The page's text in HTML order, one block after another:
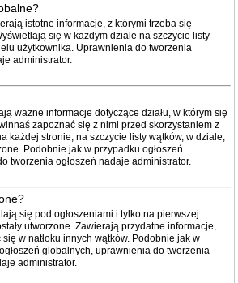
istotne informacje, z którymi trzeba się
się w każdym dziale na szczycie listy
użytkownika. Uprawnienia do tworzenia
administrator.
ważne informacje dotyczące działu, w którym się
zapoznać się z nimi przed skorzystaniem z
każdej stronie, na szczycie listy wątków, w dziale,
Podobnie jak w przypadku ogłoszeń
tworzenia ogłoszeń nadaje administrator.
się pod ogłoszeniami i tylko na pierwszej
utworzone. Zawierają przydatne informacje,
w natłoku innych wątków. Podobnie jak w
globalnych, uprawnienia do tworzenia
administrator.